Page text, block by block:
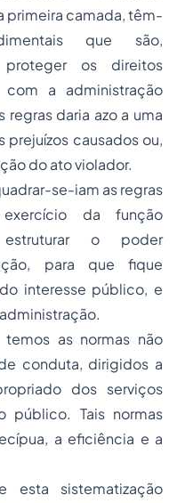
primeira camada, têm-
que são,
proteger os direitos
a administração
daria azo a uma
causados ou,
do ato violador.
se-iam as regras
da função
o poder
para que fique
interesse público, e
as normas não
conduta, dirigidos a
dos serviços
público. Tais normas
a eficiência e a
esta sistematização